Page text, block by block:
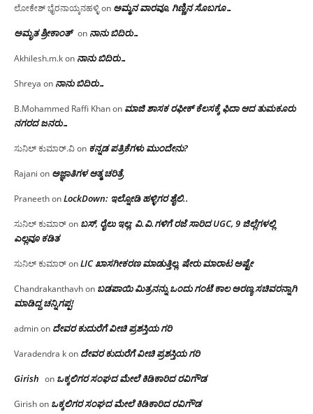
ಲೋಕೇಶ್ ಭೈರನಾಯ್ಕನಹಳ್ಳಿon ಅಮ್ಮನ ವಾರವೂ, ಗಿಣ್ಣಿನ ಸೊಬಗೂ…
ಅಮೃತ ಶ್ರೀಕಾಂತ್ on ನಾನು ಬಿದಿರು…
Akhilesh.m.kon ನಾನು ಬಿದಿರು…
Shreya on ನಾನು ಬಿದಿರು…
B.Mohammed Raffi Khanon ಮಾಜಿ ಶಾಸಕ ರಫೀಕ್ ಕೆಲಸಕ್ಕೆ ಫಿದಾ ಆದ ತುಮಕೂರು
ನಗರದ ಜನರು…
ಸುನಿಲ್ ಕುಮಾರ್.ವಿon ಕನ್ನಡ ಪತ್ರಿಕೆಗಳು ಮುಂದೇನು?
Rajani on ಅಜ್ಞಾತಿಗಳ ಆತ್ಮ ಚರಿತ್ರೆ
PraneethonLockDown: ಇಲ್ನೋಡಿ ಹಳ್ಳಿಗರ ಶೈಲಿ..
ಸುನಿಲ್ ಕುಮಾರ್on ಬಸ್, ರೈಲು ಇಲ್ಲ; ವಿ.ವಿ.ಗಳಿಗೆ ರಜೆ ಸಾರಿದ UGC, 9 ಜಿಲ್ಲೆಗಳಲ್ಲಿ
ಎಲ್ಲವೂ ಕಡಿತ
ಸುನಿಲ್ ಕುಮಾರ್onLIC ಖಾಸಗೀಕರಣ ಮಾಡುತ್ತಿಲ್ಲ, ಷೇರು ಮಾರಾಟ ಅಷ್ಟೇ
Chandrakanthavhon ಬಡಪಾಯಿ ಮಿತ್ರನನ್ನು ಒಂದು ಗಂಟೆ ಕಾಲ ಅರಣ್ಯ ಸಚಿವರನ್ನಾಗಿ
ಮಾಡಿದ್ದ ಚನ್ನಿಗಪ್ಪ!
adminon ದೇವರ ಕುದುರೆಗೆ ವೀಚಿ ಪ್ರಶಸ್ತಿಯ ಗರಿ
Varadendra kon ದೇವರ ಕುದುರೆಗೆ ವೀಚಿ ಪ್ರಶಸ್ತಿಯ ಗರಿ
Girish on ಒಕ್ಕಲಿಗರ ಸಂಘದ ಮೇಲೆ ಕಿಡಿಕಾರಿದ ರವಿಗೌಡ
Girishon ಒಕ್ಕಲಿಗರ ಸಂಘದ ಮೇಲೆ ಕಿಡಿಕಾರಿದ ರವಿಗೌಡ